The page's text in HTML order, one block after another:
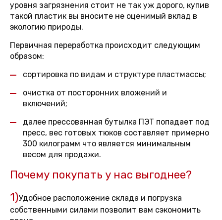
уровня загрязнения стоит не так уж дорого, купив
такой пластик вы вносите не оценимый вклад в
экологию природы.
Первичная переработка происходит следующим
образом:
сортировка по видам и структуре пластмассы;
очистка от посторонних вложений и
включений;
далее прессованная бутылка ПЭТ попадает под
пресс, вес готовых тюков составляет примерно
300 килограмм что является минимальным
весом для продажи.
Почему покупать у нас выгоднее?
1)Удобное расположение склада и погрузка
собственными силами позволит вам сэкономить